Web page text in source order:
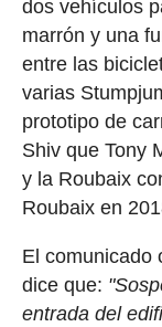
dos vehículos
marrón y una
entre las
varias
prototipo de
Shiv que Tony
y la Roubaix
Roubaix en
El comunicado
dice que:
entrada del